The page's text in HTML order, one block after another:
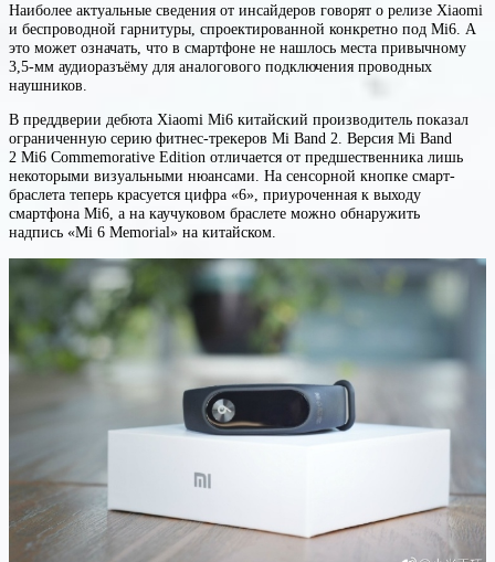
Наиболее актуальные сведения от инсайдеров говорят о релизе Xiaomi
и беспроводной гарнитуры, спроектированной конкретно под Mi6. А
это может означать, что в смартфоне не нашлось места привычному
3,5-мм аудиоразъёму для аналогового подключения проводных
наушников.
В преддверии дебюта Xiaomi Mi6 китайский производитель показал
ограниченную серию фитнес-трекеров Mi Band 2. Версия Mi Band
2 Mi6 Commemorative Edition отличается от предшественника лишь
некоторыми визуальными нюансами. На сенсорной кнопке смарт-
браслета теперь красуется цифра «6», приуроченная к выходу
смартфона Mi6, а на каучуковом браслете можно обнаружить
надпись «Mi 6 Memorial» на китайском.